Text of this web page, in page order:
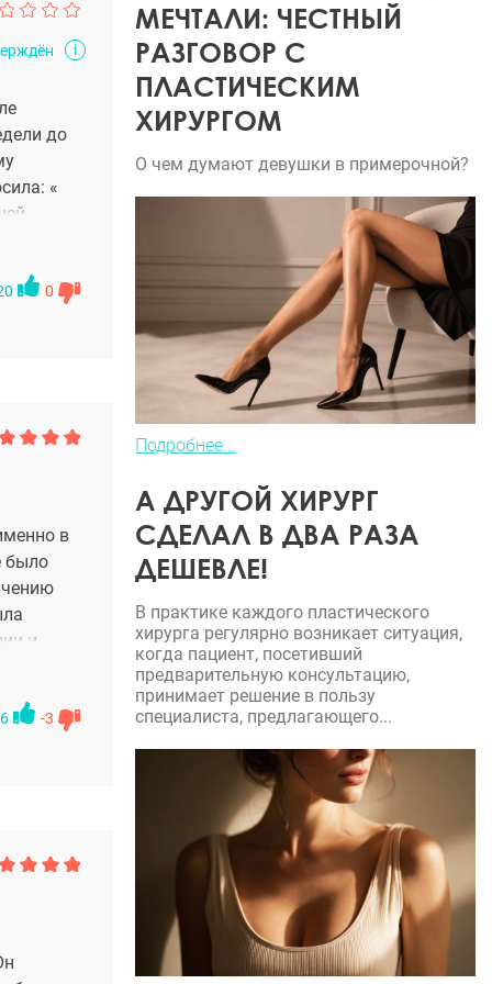
i
до
«
«чего
было
если
этот
и
к
что я в
не за
0
в
было
и
6 -3
МЕЧТАЛИ: ЧЕСТНЫЙ
РАЗГОВОР С
ПЛАСТИЧЕСКИМ
ХИРУРГОМ
О чем думают девушки в примерочной?
Подробнее...
А ДРУГОЙ ХИРУРГ
СДЕЛАЛ В ДВА РАЗА
ДЕШЕВЛЕ!
В практике каждого пластического
хирурга регулярно возникает ситуация,
когда пациент, посетивший
предварительную консультацию,
принимает решение в пользу
специалиста, предлагающего...